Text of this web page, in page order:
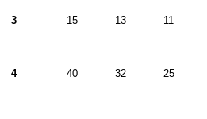
3 15 13 11
4 40 32 25